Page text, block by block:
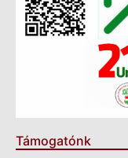
Támogatónk